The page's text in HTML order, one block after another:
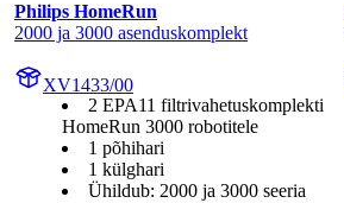
Philips HomeRun
2000 ja 3000 asenduskomplekt
XV1433/00
2 EPA11 filtrivahetuskomplekti
HomeRun 3000 robotitele
1 põhihari
1 külghari
Ühildub: 2000 ja 3000 seeria